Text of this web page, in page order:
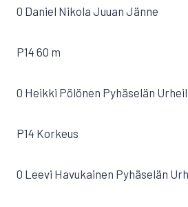
0 Daniel Nikola Juuan Jänne
P14 60 m
0 Heikki Pölönen Pyhäselän
P14 Korkeus
0 Leevi Havukainen Pyhäselän